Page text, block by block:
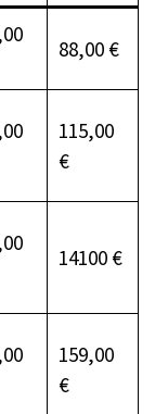
88,00 €
115,00
€
14100 €
159,00
€